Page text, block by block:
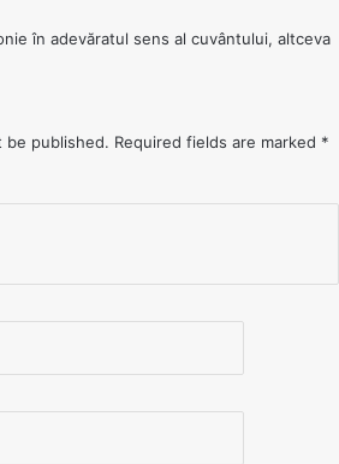
în adevăratul sens al cuvântului, altceva
be published. Required fields are marked *